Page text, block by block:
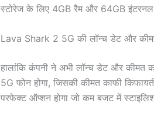
स्टोरेज के लिए 4GB रैम और 64GB
Lava Shark 2 5G की लॉन्च डेट और
हालांकि कंपनी ने अभी लॉन्च डेट और कीमत
5G फोन होगा, जिसकी कीमत काफी
परफेक्ट ऑप्शन होगा जो कम बजट में